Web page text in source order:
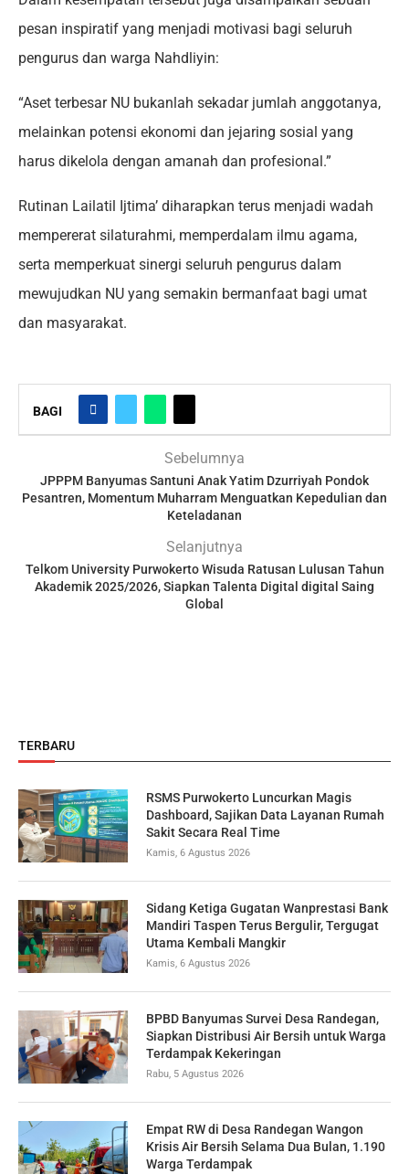
pesan inspiratif yang menjadi motivasi bagi seluruh
pengurus dan warga Nahdliyin:
“Aset terbesar NU bukanlah sekadar jumlah anggotanya,
melainkan potensi ekonomi dan jejaring sosial yang
harus dikelola dengan amanah dan profesional.”
Rutinan Lailatil Ijtima’ diharapkan terus menjadi wadah
mempererat silaturahmi, memperdalam ilmu agama,
serta memperkuat sinergi seluruh pengurus dalam
mewujudkan NU yang semakin bermanfaat bagi umat
dan masyarakat.
BAGI
Sebelumnya
JPPPM Banyumas Santuni Anak Yatim Dzurriyah Pondok
Pesantren, Momentum Muharram Menguatkan Kepedulian dan
Keteladanan
Selanjutnya
Telkom University Purwokerto Wisuda Ratusan Lulusan Tahun
Akademik 2025/2026, Siapkan Talenta Digital digital Saing
Global
TERBARU
RSMS Purwokerto Luncurkan Magis
Dashboard, Sajikan Data Layanan Rumah
Sakit Secara Real Time
Kamis, 6 Agustus 2026
Sidang Ketiga Gugatan Wanprestasi Bank
Mandiri Taspen Terus Bergulir, Tergugat
Utama Kembali Mangkir
Kamis, 6 Agustus 2026
BPBD Banyumas Survei Desa Randegan,
Siapkan Distribusi Air Bersih untuk Warga
Terdampak Kekeringan
Rabu, 5 Agustus 2026
Empat RW di Desa Randegan Wangon
Krisis Air Bersih Selama Dua Bulan, 1.190
Warga Terdampak